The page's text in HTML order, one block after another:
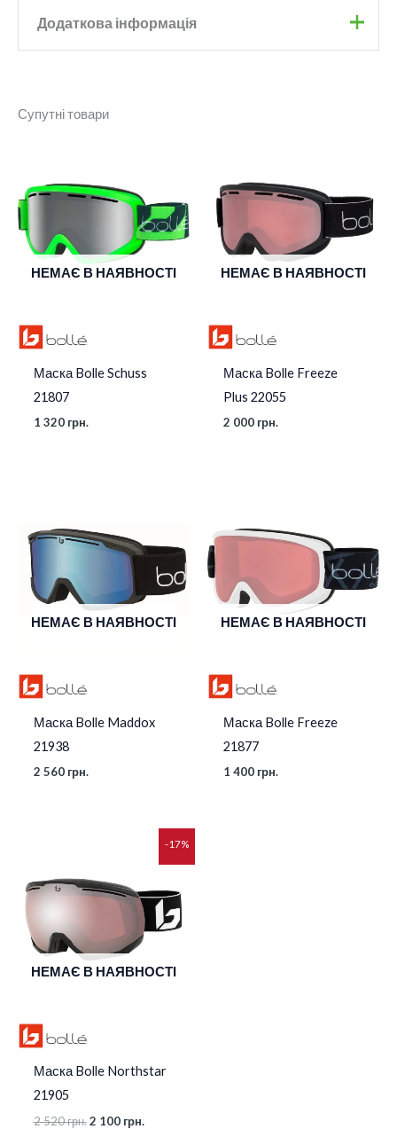
Додаткова інформація
Колір
Категорія
Супутні товари
НЕМАЄ В НАЯВНОСТІ
Маска Bolle Schuss
21807
1 320 грн.
НЕМАЄ В НАЯВНОСТІ
Маска Bolle Freeze
Plus 22055
2 000 грн.
НЕМАЄ В НАЯВНОСТІ
Маска Bolle Maddox
21938
2 560 грн.
НЕМАЄ В НАЯВНОСТІ
Маска Bolle Freeze
21877
1 400 грн.
-17%
НЕМАЄ В НАЯВНОСТІ
Маска Bolle Northstar
21905
2 520грн.
520 грн..
2 100 грн.
Поточна